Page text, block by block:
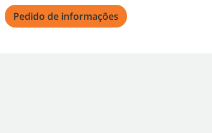
Pedido de informações